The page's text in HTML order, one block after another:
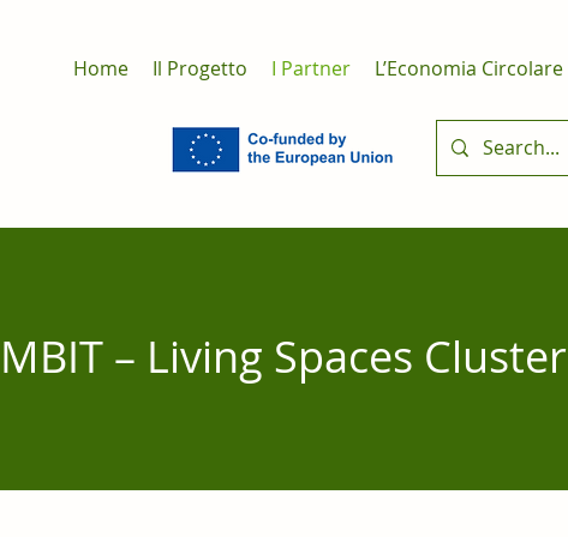
Home Il Progetto I Partner L’Economia Circolare
– Living Spaces Cluster